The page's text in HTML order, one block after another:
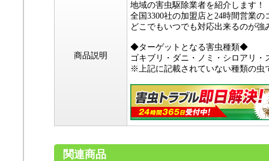
商品説明
地域の害虫駆除業者を紹介します！
全国3300社の加盟店と24時間営業
どこでもいつでも対応出来るのが強
◆ターゲットとなる害虫種類◆
ゴキブリ・ダニ・ノミ・シロアリ・
※上記に記載されていない種類の虫
関連商品